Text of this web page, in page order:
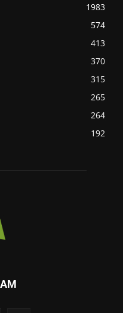
1983
574
413
370
315
265
264
192